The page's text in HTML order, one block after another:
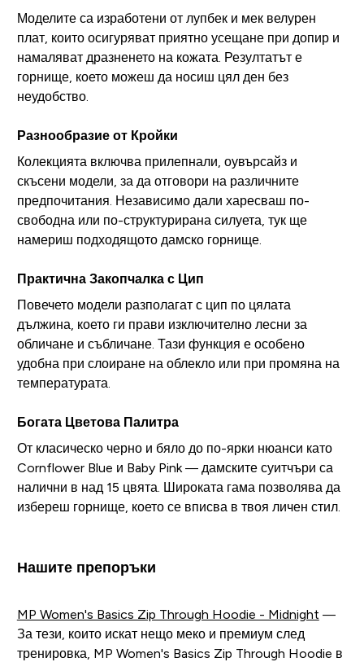
Моделите са изработени от лупбек и мек велурен
плат, които осигуряват приятно усещане при допир и
намаляват дразненето на кожата. Резултатът е
горнище, което можеш да носиш цял ден без
неудобство.
Разнообразие от Кройки
Колекцията включва прилепнали, оувърсайз и
скъсени модели, за да отговори на различните
предпочитания. Независимо дали харесваш по-
свободна или по-структурирана силуета, тук ще
намериш подходящото дамско горнище.
Практична Закопчалка с Цип
Повечето модели разполагат с цип по цялата
дължина, което ги прави изключително лесни за
обличане и събличане. Тази функция е особено
удобна при слоиране на облекло или при промяна на
температурата.
Богата Цветова Палитра
От класическо черно и бяло до по-ярки нюанси като
Cornflower Blue и Baby Pink — дамските суитчъри са
налични в над 15 цвята. Широката гама позволява да
избереш горнище, което се вписва в твоя личен стил.
Нашите препоръки
MP Women's Basics Zip Through Hoodie - Midnight —
За тези, които искат нещо меко и премиум след
тренировка, MP Women's Basics Zip Through Hoodie в